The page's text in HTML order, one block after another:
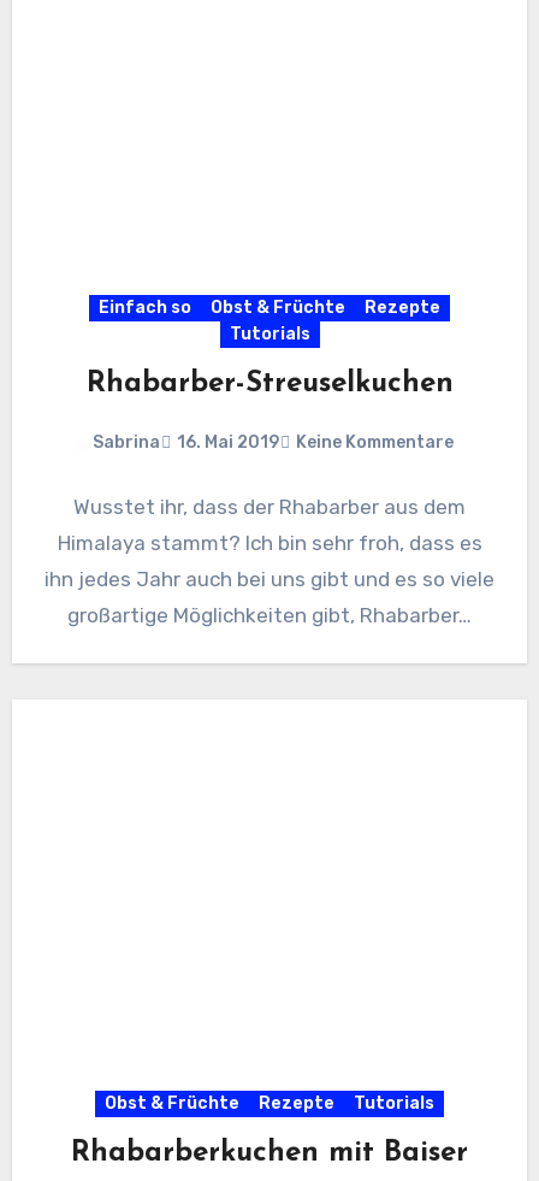
Einfach so Obst & Früchte
Rezepte
Tutorials
Rhabarber-Streuselkuchen
Sabrina 16. Mai 2019 Keine Kommentare
Wusstet ihr, dass der Rhabarber aus dem
Himalaya stammt? Ich bin sehr froh, dass es
ihn jedes Jahr auch bei uns gibt und es so viele
großartige Möglichkeiten gibt, Rhabarber…
Obst & Früchte Rezepte Tutorials
Rhabarberkuchen mit Baiser